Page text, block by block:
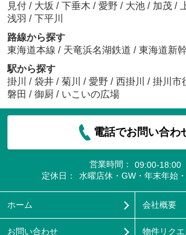
見付 / 大坂 / 下垂木 / 愛野 / 大池 / 加茂 /
浅羽 / 下平川
路線から探す
東海道本線 / 天竜浜名湖鉄道 / 東海道新
駅から探す
掛川
/ 袋井 / 菊川 / 愛野 / 西掛川 / 掛川市
磐田 / 御厨 / いこいの広場
電話でお問い合わ
営業時間：
09:00-18:00
定休日：
水曜店休・GW・年末年始
ホーム 会社概要
お問い合わせ 物件リクエ